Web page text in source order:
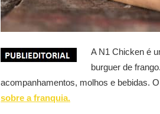
A N1 Chicken é
burguer de
acompanhamentos, molhos e bebidas.
sobre a franquia.